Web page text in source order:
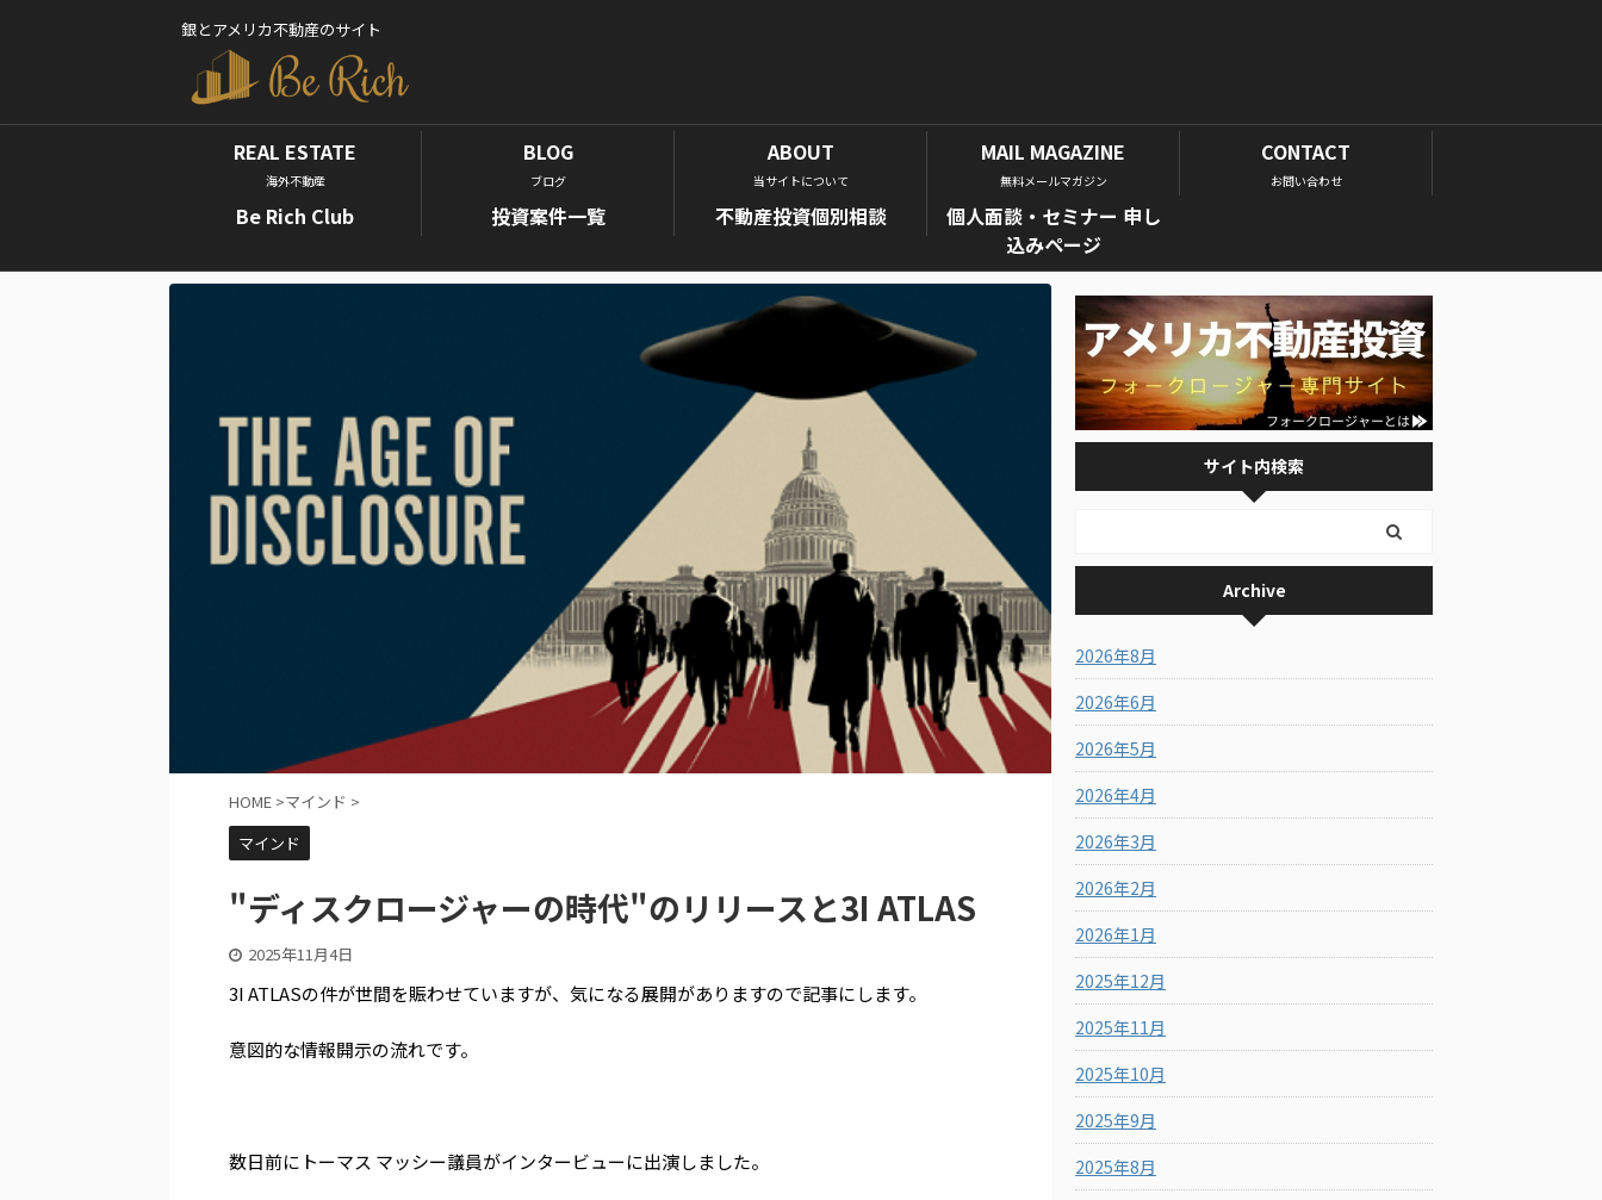
銀とアメリカ不動産のサイト
REAL ESTATE
海外不動産
BLOG
ブログ
ABOUT
当サイトについて
MAIL MAGAZINE
無料メールマガジン
CONTACT
お問い合わせ
Be Rich Club 投資案件一覧 不動産投資個別相談
個人面談・セミナー 申し
込みページ
HOME >マインド >
マインド
"ディスクロージャーの時代"のリリースと3I ATLAS
2025年11月4日
3I ATLASの件が世間を賑わせていますが、気になる展開がありますので記事にします。
意図的な情報開示の流れです。
数日前にトーマス マッシー議員がインタービューに出演しました。
サイト内検索
Archive
2026年8月
2026年6月
2026年5月
2026年4月
2026年3月
2026年2月
2026年1月
2025年12月
2025年11月
2025年10月
2025年9月
2025年8月